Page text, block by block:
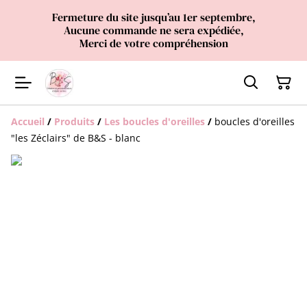
Fermeture du site jusqu’au 1er septembre,
Aucune commande ne sera expédiée,
Merci de votre compréhension
Accueil / Produits / Les boucles d'oreilles / boucles d'oreilles
"les Zéclairs" de B&S - blanc